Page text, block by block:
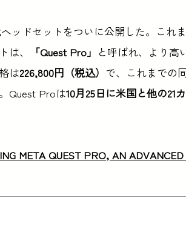
ッドセットをついに公開した。これ
、
「Quest Pro」 と呼ばれ、より高
は226,800円（税込） で、これまでの
Quest Proは10月25日に米国と他の21
META QUEST PRO, AN